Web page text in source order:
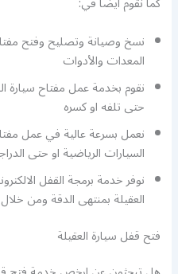
نسخ وصيانة وتصليح وفتح
المعدات والأدوات
نقوم بخدمة عمل مفتاح سيارة
حتى تلفه او كسره
نعمل بسرعة عالية في عمل
السيارات الرياضية او حتى
نوفر خدمة برمجة القفل
العقيلة بمنتهى الدقة ومن
فتح قفل سيارة العقيلة